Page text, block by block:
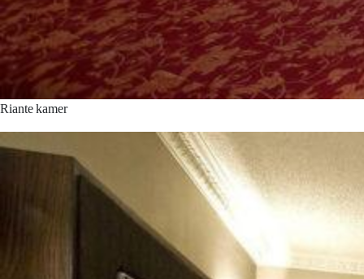
Riante kamer